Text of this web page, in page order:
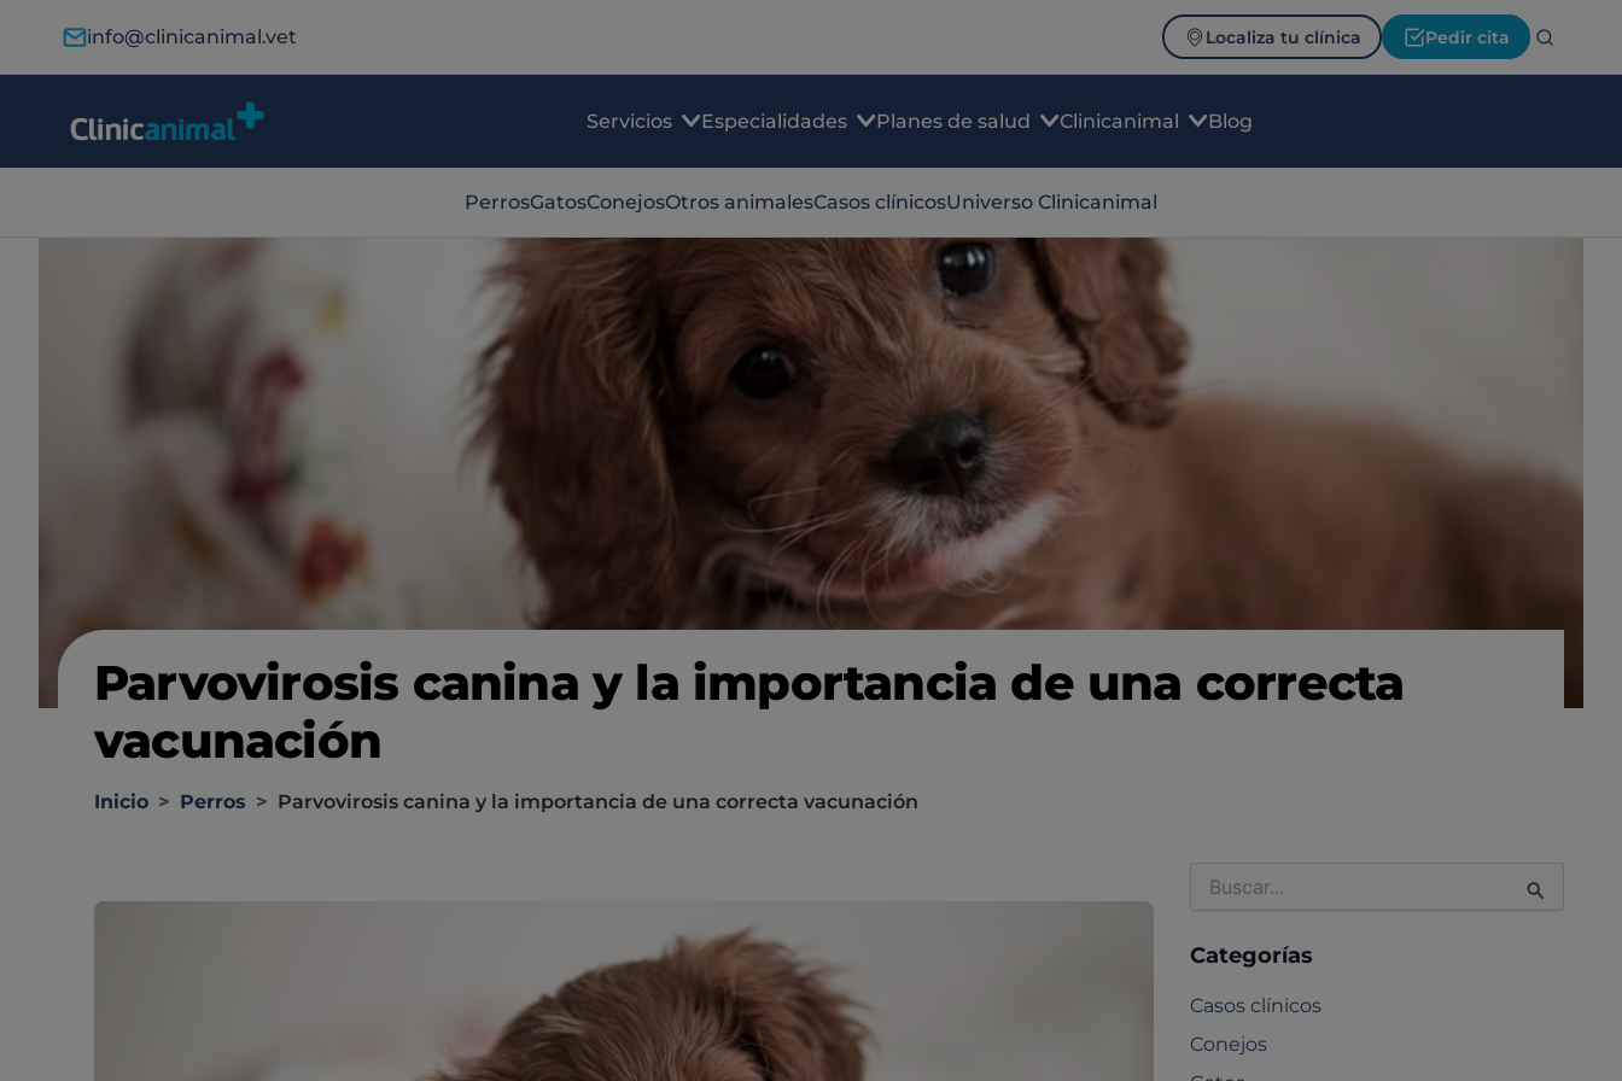
info@clinicanimal.vet Localiza tu clínica Pedir cita
Servicios Especialidades Planes de salud Clinicanimal Blog
PerrosGatosConejosOtros animalesCasos clínicosUniverso Clinicanimal
Parvovirosis canina y la importancia de una correcta
vacunación
Inicio > Perros > Parvovirosis canina y la importancia de una correcta vacunación
por:
Categorías
Casos clínicos
Conejos